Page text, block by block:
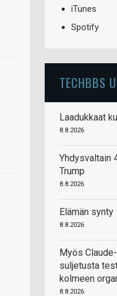
iTunes
Spotify
TECHBBS
Laadukkaat
8.8.2026
Yhdysvaltain
Trump
8.8.2026
Elämän synty
8.8.2026
Myös
suljetusta
kolmeen
8.8.2026